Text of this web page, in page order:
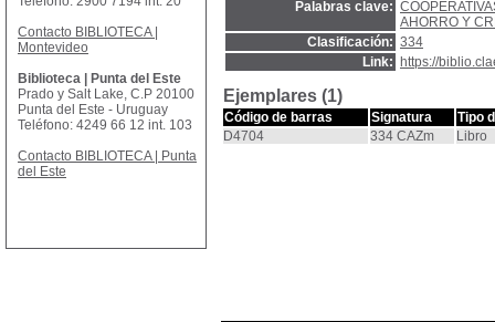
Palabras clave:
AHORRO Y
Clasificación: 334
Link:
https://
Ejemplares (1)
Código de barras Signatura
Tipo
D4704
334 CAZm Libro
Contacto BIBLIOTECA |
Montevideo
Biblioteca | Punta del Este
Prado y Salt Lake, C.P 20100
Punta del Este - Uruguay
Teléfono: 4249 66 12 int. 103
Contacto BIBLIOTECA | Punta
del Este